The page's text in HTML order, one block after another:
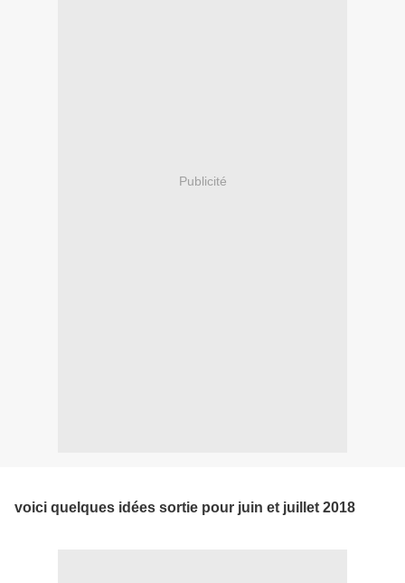
Publicité
voici quelques idées sortie pour juin et juillet 2018